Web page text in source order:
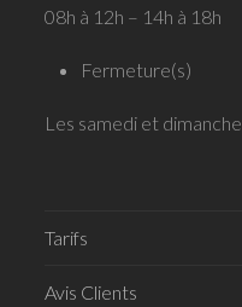
08h à 12h – 14h à 18h
Fermeture(s)
Les samedi et dimanche
Tarifs
Avis Clients